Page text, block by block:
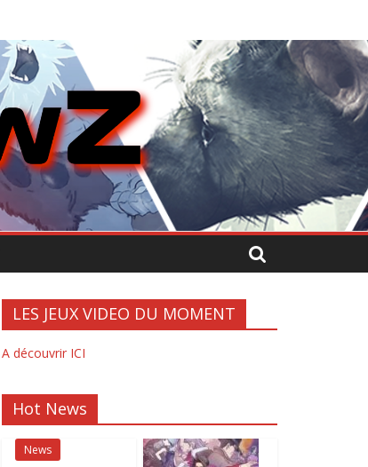
LES JEUX VIDEO DU MOMENT
A découvrir ICI
Hot News
News